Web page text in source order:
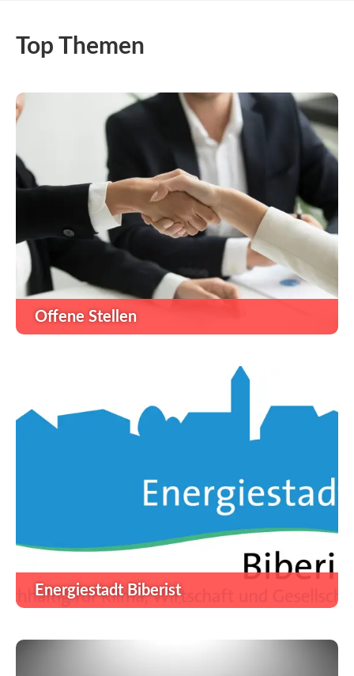
Top Themen
Offene Stellen
Energiestadt Biberist